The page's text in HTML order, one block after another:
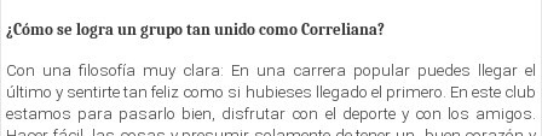
¿Cómo se logra un grupo tan unido como Correliana?
Con una filosofía muy clara: En una carrera popular puedes llegar el
último y sentirte tan feliz como si hubieses llegado el primero. En este club
estamos para pasarlo bien, disfrutar con el deporte y con los amigos.